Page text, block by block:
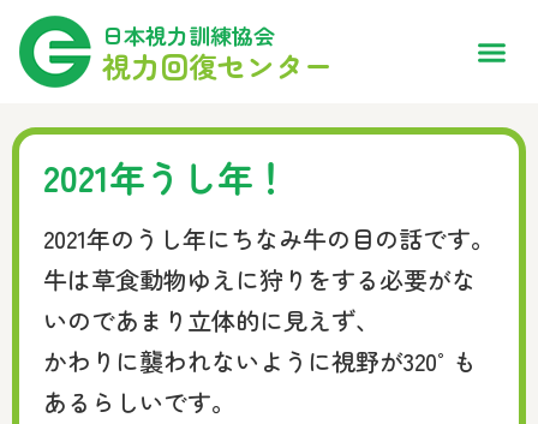
日本視力訓練協会
視力回復センター
2021年うし年！
2021年のうし年にちなみ牛の目の話です。
牛は草食動物ゆえに狩りをする必要がな
いのであまり立体的に見えず、
かわりに襲われないように視野が320°も
あるらしいです。